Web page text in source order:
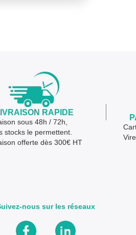
RAPIDE
sous 48h / 72h,
stocks le permettent.
offerte dès 300€ HT
nous sur les réseaux